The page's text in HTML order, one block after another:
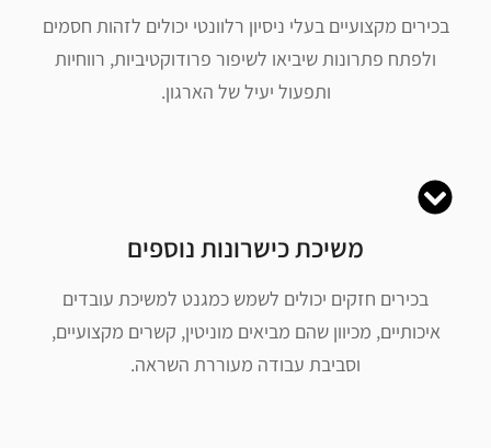
בכירים מקצועיים בעלי ניסיון רלוונטי יכולים לזהות חסמים
ולפתח פתרונות שיביאו לשיפור פרודוקטיביות, רווחיות
ותפעול יעיל של הארגון.
משיכת כישרונות נוספים
בכירים חזקים יכולים לשמש כמגנט למשיכת עובדים
איכותיים, מכיוון שהם מביאים מוניטין, קשרים מקצועיים,
וסביבת עבודה מעוררת השראה.